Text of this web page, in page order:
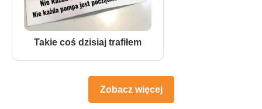
Takie coś dzisiaj trafiłem
Zobacz więcej